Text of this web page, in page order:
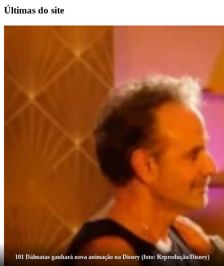
101 Dálmatas ganhará nova animação na Disney (foto: Reprodução/Disney)
Últimas do site